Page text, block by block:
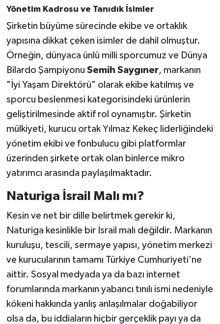
Yönetim Kadrosu ve Tanıdık İsimler
Şirketin büyüme sürecinde ekibe ve ortaklık
yapısına dikkat çeken isimler de dahil olmuştur.
Örneğin, dünyaca ünlü milli sporcumuz ve Dünya
Bilardo Şampiyonu Semih Saygıner, markanın
"İyi Yaşam Direktörü" olarak ekibe katılmış ve
sporcu beslenmesi kategorisindeki ürünlerin
geliştirilmesinde aktif rol oynamıştır. Şirketin
mülkiyeti, kurucu ortak Yılmaz Kekeç liderliğindeki
yönetim ekibi ve fonbulucu gibi platformlar
üzerinden şirkete ortak olan binlerce mikro
yatırımcı arasında paylaşılmaktadır.
Naturiga İsrail Malı mı?
Kesin ve net bir dille belirtmek gerekir ki,
Naturiga kesinlikle bir İsrail malı değildir. Markanın
kuruluşu, tescili, sermaye yapısı, yönetim merkezi
ve kurucularının tamamı Türkiye Cumhuriyeti'ne
aittir. Sosyal medyada ya da bazı internet
forumlarında markanın yabancı tınılı ismi nedeniyle
kökeni hakkında yanlış anlaşılmalar doğabiliyor
olsa da, bu iddiaların hiçbir gerçeklik payı ya da